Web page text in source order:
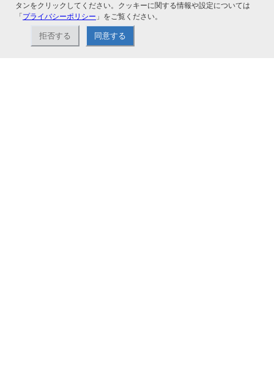
関連サービス
タンをクリックしてください。クッキーに関する情報や設定については
「プライバシーポリシー 」をご覧ください。
拒否する 同意する